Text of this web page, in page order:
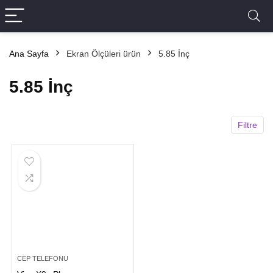
Ana Sayfa Ekran Ölçüleri ürün 5.85 İnç
5.85 İnç
Filtre
CEP TELEFONU